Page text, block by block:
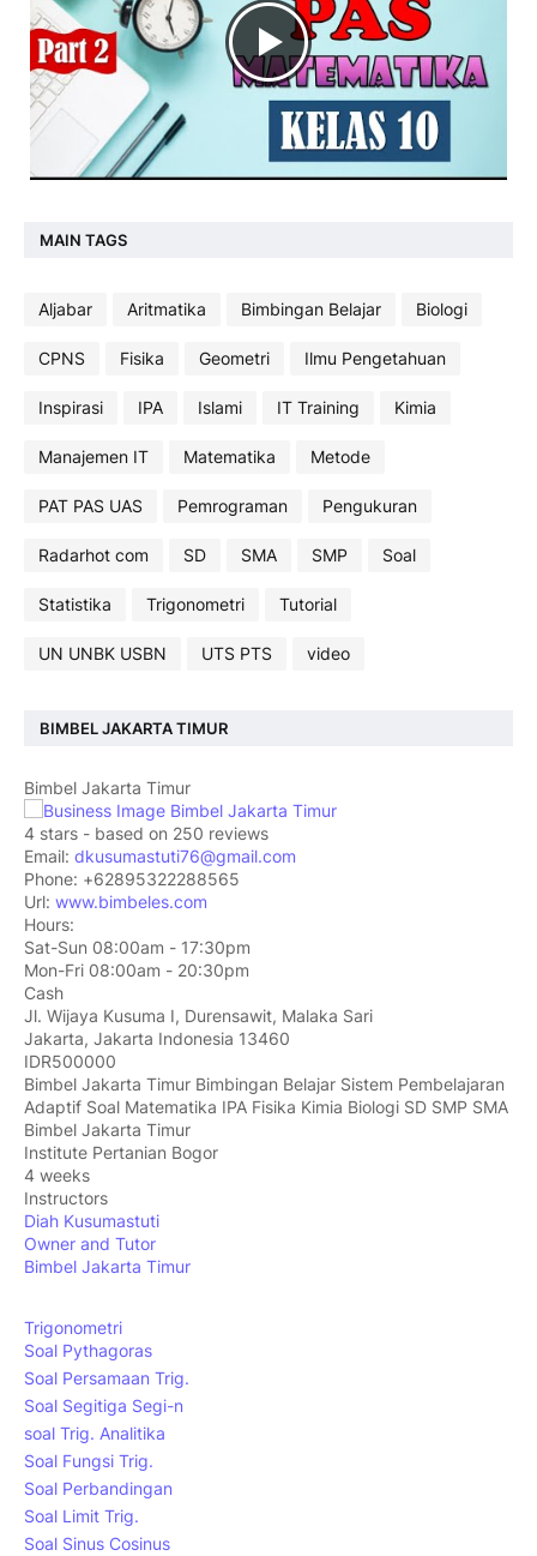
MAIN TAGS
Aljabar Aritmatika Bimbingan Belajar Biologi
CPNS Fisika Geometri Ilmu Pengetahuan
Inspirasi IPA Islami IT Training Kimia
Manajemen IT Matematika Metode
PAT PAS UAS Pemrograman Pengukuran
Radarhot com SD SMA SMP Soal
Statistika Trigonometri Tutorial
UN UNBK USBN UTS PTS video
BIMBEL JAKARTA TIMUR
Bimbel Jakarta Timur
4 stars - based on 250 reviews
Email: dkusumastuti76@gmail.com
Phone: +62895322288565
Url: www.bimbeles.com
Hours:
Sat-Sun 08:00am - 17:30pm
Mon-Fri 08:00am - 20:30pm
Cash
Jl. Wijaya Kusuma I, Durensawit, Malaka Sari
Jakarta, Jakarta Indonesia 13460
IDR500000
Bimbel Jakarta Timur Bimbingan Belajar Sistem Pembelajaran
Adaptif Soal Matematika IPA Fisika Kimia Biologi SD SMP SMA
Bimbel Jakarta Timur
Institute Pertanian Bogor
4 weeks
Instructors
Diah Kusumastuti
Owner and Tutor
Bimbel Jakarta Timur
Trigonometri
Soal Pythagoras
Soal Persamaan Trig.
Soal Segitiga Segi-n
soal Trig. Analitika
Soal Fungsi Trig.
Soal Perbandingan
Soal Limit Trig.
Soal Sinus Cosinus